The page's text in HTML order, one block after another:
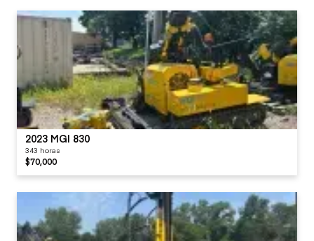
2023 MGI 830
343 horas
$70,000